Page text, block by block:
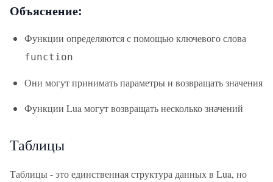
Объяснение:
Функции определяются с помощью ключевого слова
function
Они могут принимать параметры и возвращать значения
Функции Lua могут возвращать несколько значений
Таблицы
Таблицы - это единственная структура данных в Lua, но